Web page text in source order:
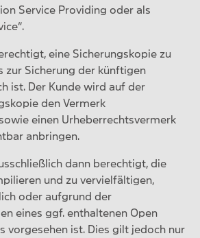
Service Providing oder als
eine Sicherungskopie zu
zur Sicherung der künftigen
ist. Der Kunde wird auf der
den Vermerk
einen Urheberrechtsvermerk
anbringen.
dann berechtigt, die
und zu vervielfältigen,
oder aufgrund der
eines ggf. enthaltenen Open
vorgesehen ist. Dies gilt jedoch nur